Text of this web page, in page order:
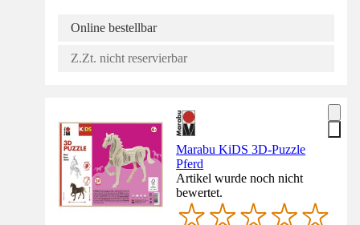
Online bestellbar
Z.Zt. nicht reservierbar
Marabu KiDS 3D-Puzzle
Pferd
Artikel wurde noch nicht
bewertet.